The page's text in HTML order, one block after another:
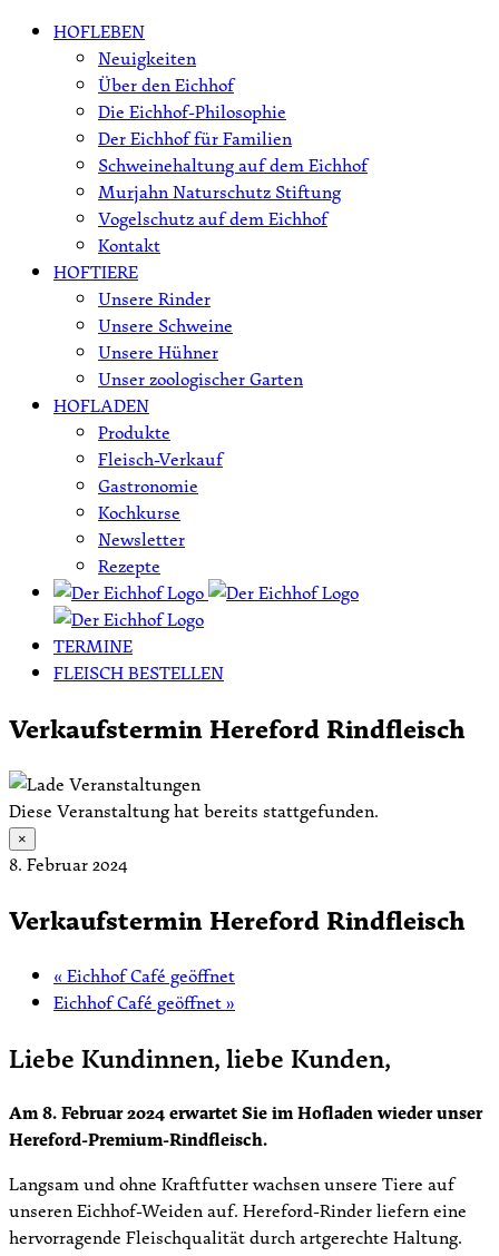
Skip HOFLEBEN
Neuigkeiten
Über den Eichhof
Die Eichhof-Philosophie
Der Eichhof für Familien
Schweinehaltung auf dem Eichhof
Murjahn Naturschutz Stiftung
Vogelschutz auf dem Eichhof
Kontakt
HOFTIERE
Unsere Rinder
Unsere Schweine
Unsere Hühner
Unser zoologischer Garten
HOFLADEN
Produkte
Fleisch-Verkauf
Gastronomie
Kochkurse
Newsletter
Rezepte
TERMINE
FLEISCH BESTELLEN
Verkaufstermin Hereford Rindfleisch
Diese Veranstaltung hat bereits stattgefunden.
×
8. Februar 2024
Verkaufstermin Hereford Rindfleisch
« Eichhof Café geöffnet
Eichhof Café geöffnet»
Liebe Kundinnen, liebe Kunden,
Am 8. Februar 2024 erwartet Sie im Hofladen wieder unser
Hereford-Premium-Rindfleisch.
Langsam und ohne Kraftfutter wachsen unsere Tiere auf
unseren Eichhof-Weiden auf. Hereford-Rinder liefern eine
hervorragende Fleischqualität durch artgerechte Haltung.